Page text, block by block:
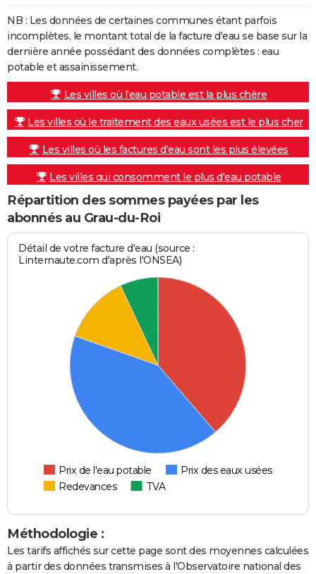
NB : Les données de certaines communes étant parfois
incomplètes, le montant total de la facture d'eau se base sur la
dernière année possédant des données complètes : eau
potable et assainissement.
Les villes où l'eau potable est la plus chère
Les villes où le traitement des eaux usées est le plus cher
Les villes où les factures d'eau sont les plus élevées
Les villes qui consomment le plus d'eau potable
Répartition des sommes payées par les
abonnés au Grau-du-Roi
Détail de votre facture d'eau (source :
Linternaute.com d'après l'ONSEA)
Prix de l'eau potable
Prix des eaux usées
Redevances
TVA
Méthodologie :
Les tarifs affichés sur cette page sont des moyennes calculées
à partir des données transmises à l'Observatoire national des